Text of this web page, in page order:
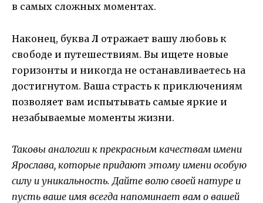
в самых сложных моментах.
Наконец, буква Л отражает вашу любовь к
свободе и путешествиям. Вы ищете новые
горизонты и никогда не останавливаетесь на
достигнутом. Ваша страсть к приключениям
позволяет вам испытывать самые яркие и
незабываемые моменты жизни.
Таковы аналогии к прекрасным качествам имени
Ярослава, которые придают этому имени особую
силу и уникальность. Дайте волю своей натуре и
пусть ваше имя всегда напоминает вам о вашей